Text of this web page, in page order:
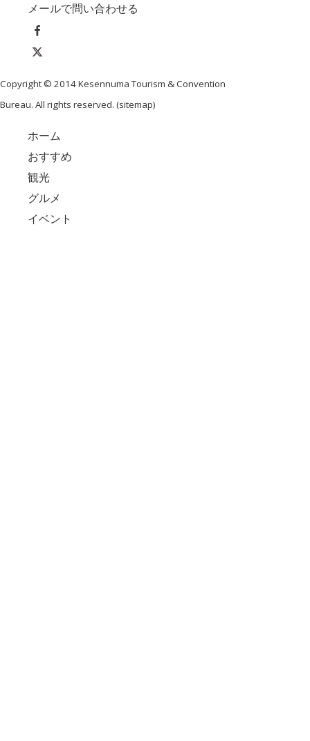
メールで問い合わせる
Copyright © 2014 Kesennuma Tourism & Convention
Bureau. All rights reserved. (sitemap)
ホーム
おすすめ
観光
グルメ
イベント